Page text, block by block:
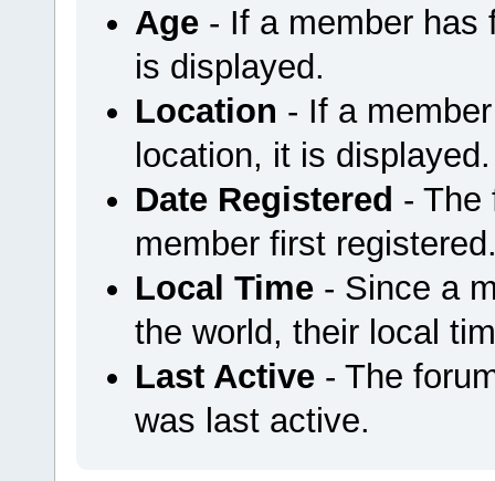
Age- If a member has
is displayed.
Location - If a
location, it is displayed.
Date Registered - The
member first
Local Time- Since a
the world, their local
Last Active- The
was last active.